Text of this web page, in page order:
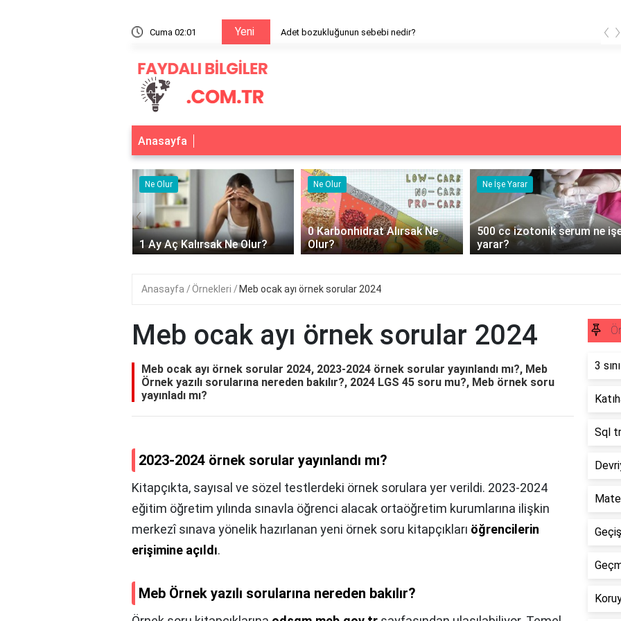
Cuma 02:01 Yeni Adet bozukluğunun sebebi nedir? ‹ ›
Anasayfa
Ne Olur
1 Ay Aç Kalırsak Ne Olur?
Ne Olur
0 Karbonhidrat Alırsak Ne
Olur?
Ne İşe Yarar
500 cc izotonik serum ne
yarar?
‹
Anasayfa Örnekleri Meb ocak ayı örnek sorular 2024
Meb ocak ayı örnek sorular 2024
Meb ocak ayı örnek sorular 2024, 2023-2024 örnek sorular yayınlandı mı?, Meb
Örnek yazılı sorularına nereden bakılır?, 2024 LGS 45 soru mu?, Meb örnek soru
yayınladı mı?
2023-2024 örnek sorular yayınlandı mı?
Kitapçıkta, sayısal ve sözel testlerdeki örnek sorulara yer verildi. 2023-2024
eğitim öğretim yılında sınavla öğrenci alacak ortaöğretim kurumlarına ilişkin
merkezî sınava yönelik hazırlanan yeni örnek soru kitapçıkları öğrencilerin
erişimine açıldı.
Meb Örnek yazılı sorularına nereden bakılır?
3
Sql